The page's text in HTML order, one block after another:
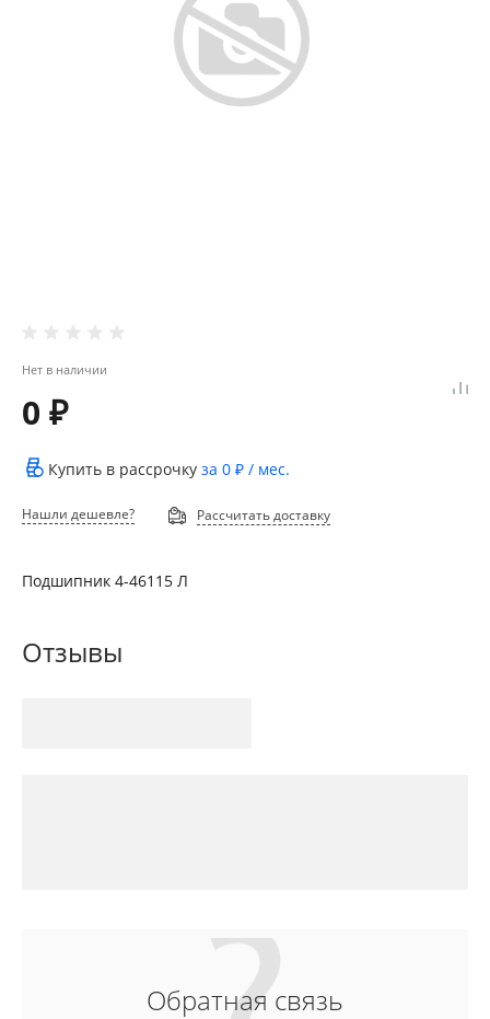
Нет в наличии
0 ₽
Купить в рассрочку за 0 ₽ / мес.
Нашли дешевле? Рассчитать доставку
Подшипник 4-46115 Л
Отзывы
Обратная связь